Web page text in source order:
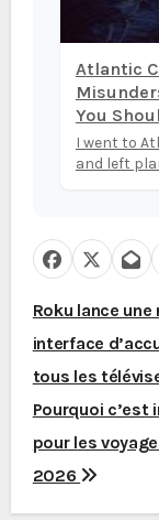
Atlantic City Is America’s Most
You
I went to
and left
N
a
v
i
g
Roku lance une
interface
tous les
Pourquoi c’est
pour les
2026